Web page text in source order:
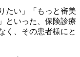
たい」「もっと審美
といった、保険診療
く、その患者様にと